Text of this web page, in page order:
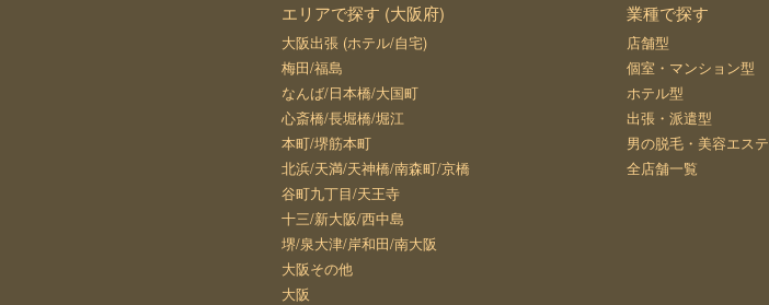
エリアで探す (大阪府)
大阪出張 (ホテル/自宅)
梅田/福島
なんば/日本橋/大国町
心斎橋/長堀橋/堀江
本町/堺筋本町
北浜/天満/天神橋/南森町/京橋
谷町九丁目/天王寺
十三/新大阪/西中島
堺/泉大津/岸和田/南大阪
大阪その他
大阪
業種で探す
店舗型
個室・マンション型
ホテル型
出張・派遣型
男の脱毛・美容エステ
全店舗一覧